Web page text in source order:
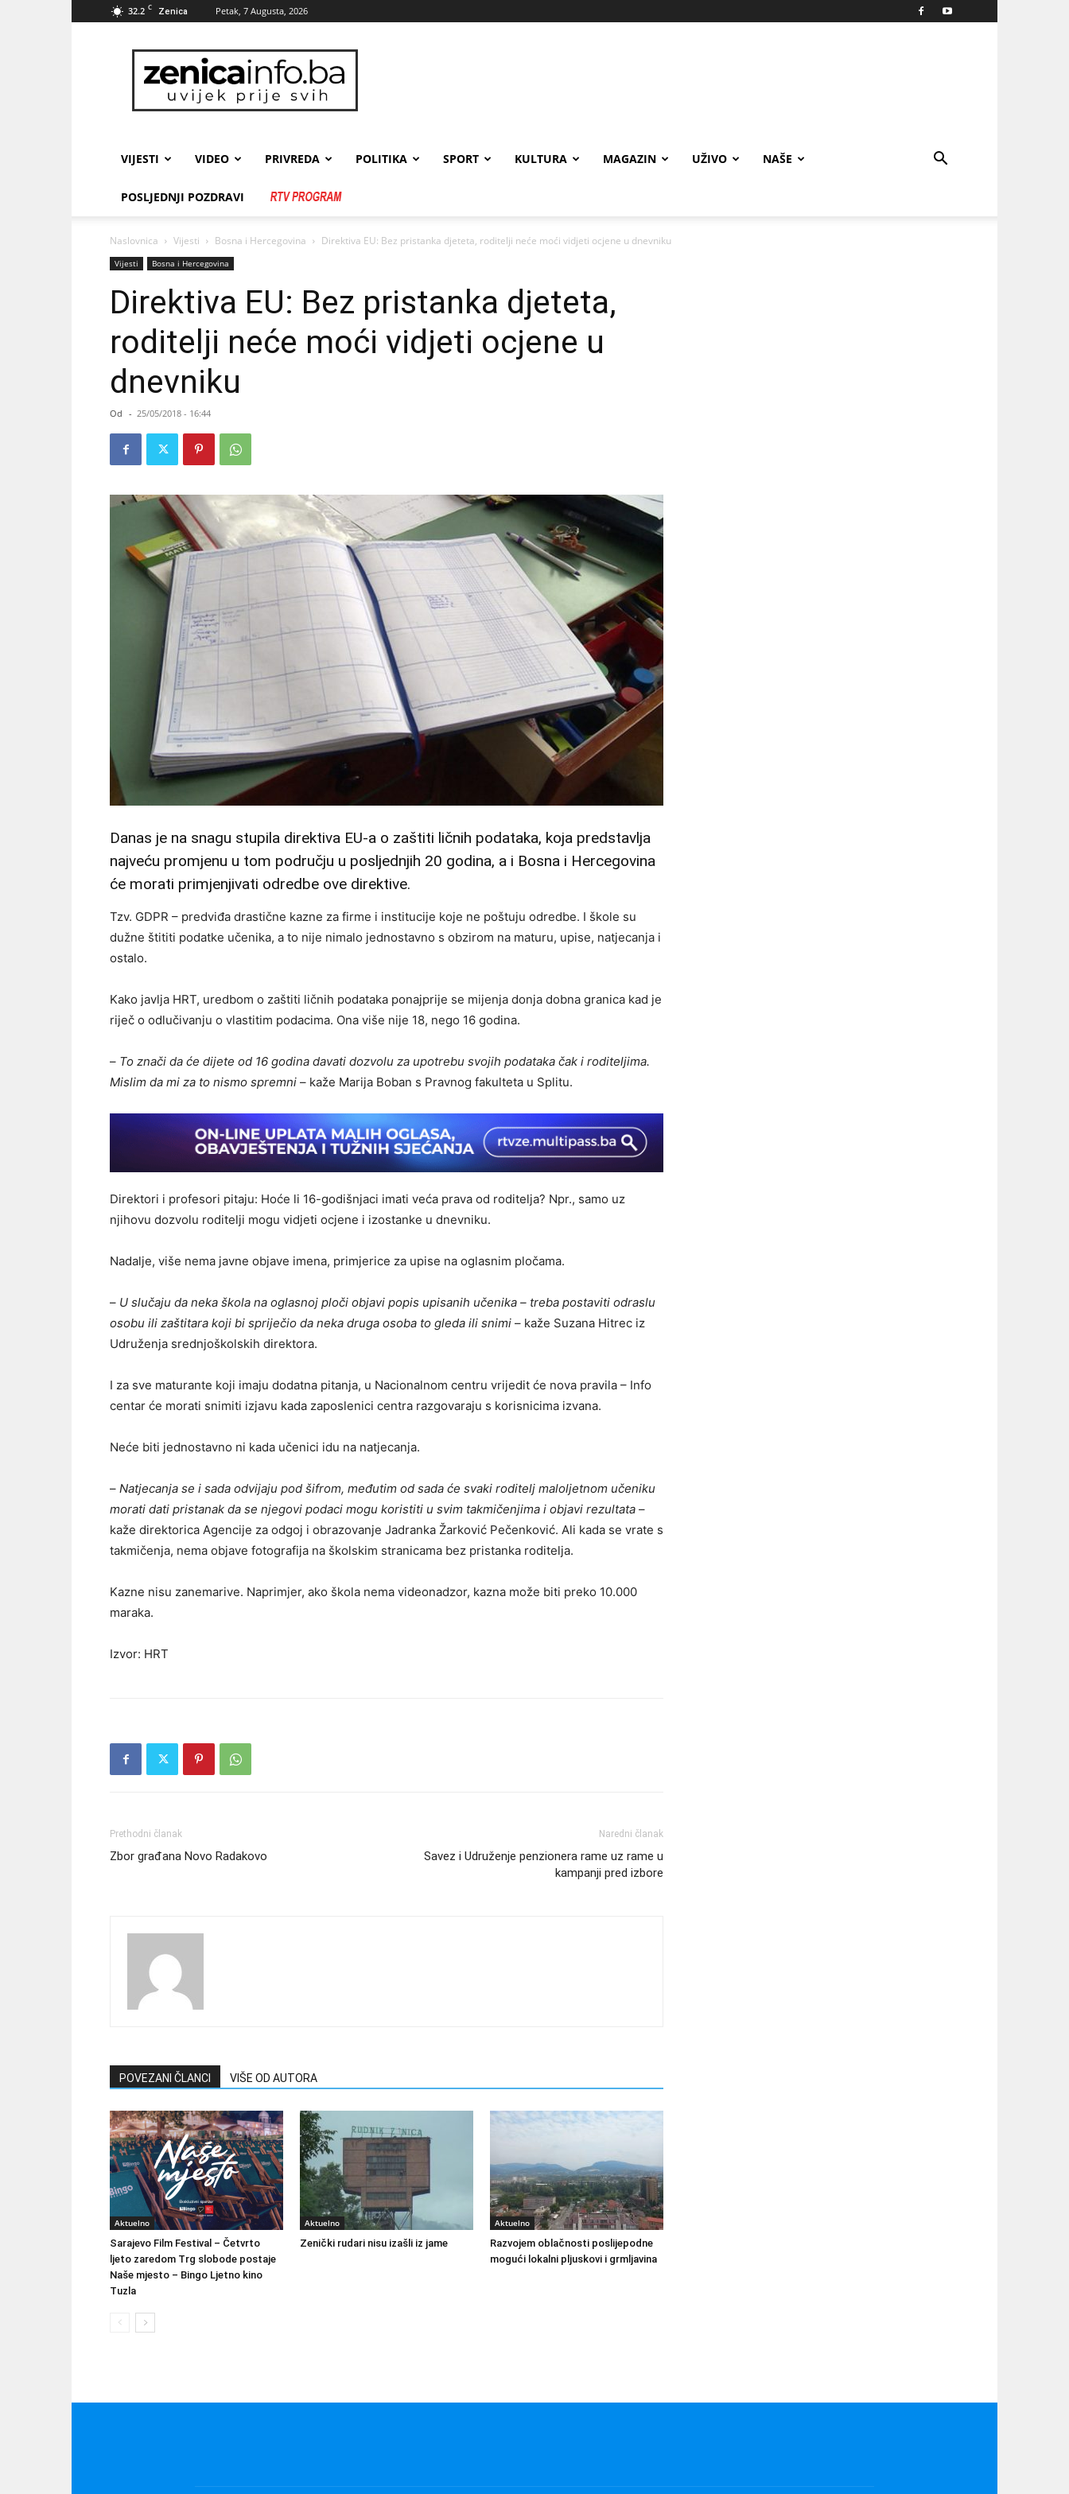
32.2 C Zenica Petak, 7 Augusta, 2026
zenicainfo.ba
VIJESTI VIDEO PRIVREDA POLITIKA SPORT KULTURA MAGAZIN UŽIVO NAŠE
POSLJEDNJI POZDRAVI
Naslovnica Vijesti Bosna i Hercegovina Direktiva EU: Bez pristanka djeteta, roditelji neće moći vidjeti ocjene u dnevniku
Vijesti Bosna i Hercegovina
Direktiva EU: Bez pristanka djeteta,
roditelji neće moći vidjeti ocjene u
dnevniku
Od - 25/05/2018 - 16:44
Danas je na snagu stupila direktiva EU-a o zaštiti ličnih podataka, koja predstavlja
najveću promjenu u tom području u posljednjih 20 godina, a i Bosna i Hercegovina
će morati primjenjivati odredbe ove direktive.
Tzv. GDPR – predviđa drastične kazne za firme i institucije koje ne poštuju odredbe. I škole su
dužne štititi podatke učenika, a to nije nimalo jednostavno s obzirom na maturu, upise, natjecanja i
ostalo.
Kako javlja HRT, uredbom o zaštiti ličnih podataka ponajprije se mijenja donja dobna granica kad je
riječ o odlučivanju o vlastitim podacima. Ona više nije 18, nego 16 godina.
– To znači da će dijete od 16 godina davati dozvolu za upotrebu svojih podataka čak i roditeljima.
Mislim da mi za to nismo spremni – kaže Marija Boban s Pravnog fakulteta u Splitu.
Direktori i profesori pitaju: Hoće li 16-godišnjaci imati veća prava od roditelja? Npr., samo uz
njihovu dozvolu roditelji mogu vidjeti ocjene i izostanke u dnevniku.
Nadalje, više nema javne objave imena, primjerice za upise na oglasnim pločama.
– U slučaju da neka škola na oglasnoj ploči objavi popis upisanih učenika – treba postaviti odraslu
osobu ili zaštitara koji bi spriječio da neka druga osoba to gleda ili snimi – kaže Suzana Hitrec iz
Udruženja srednjoškolskih direktora.
I za sve maturante koji imaju dodatna pitanja, u Nacionalnom centru vrijedit će nova pravila – Info
centar će morati snimiti izjavu kada zaposlenici centra razgovaraju s korisnicima izvana.
Neće biti jednostavno ni kada učenici idu na natjecanja.
– Natjecanja se i sada odvijaju pod šifrom, međutim od sada će svaki roditelj maloljetnom učeniku
morati dati pristanak da se njegovi podaci mogu koristiti u svim takmičenjima i objavi rezultata –
kaže direktorica Agencije za odgoj i obrazovanje Jadranka Žarković Pečenković. Ali kada se vrate s
takmičenja, nema objave fotografija na školskim stranicama bez pristanka roditelja.
Kazne nisu zanemarive. Naprimjer, ako škola nema videonadzor, kazna može biti preko 10.000
maraka.
Izvor: HRT
Prethodni članak
Zbor građana Novo Radakovo
Naredni članak
Savez i Udruženje penzionera rame uz rame u
kampanji pred izbore
POVEZANI ČLANCI VIŠE OD AUTORA
Aktuelno
Sarajevo Film Festival – Četvrto
ljeto zaredom Trg slobode postaje
Naše mjesto – Bingo Ljetno kino
Tuzla
Aktuelno
Zenički rudari nisu izašli iz jame
Aktuelno
Razvojem oblačnosti poslijepodne
mogući lokalni pljuskovi i grmljavina